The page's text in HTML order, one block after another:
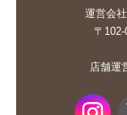
運営会
〒
店舗運